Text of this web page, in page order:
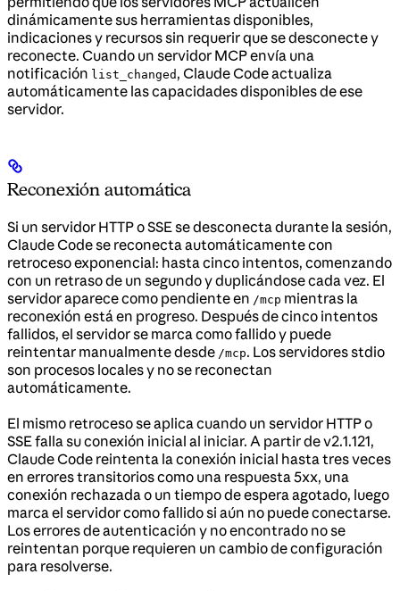
dinámicamente sus herramientas disponibles,
indicaciones y recursos sin requerir que se desconecte y
reconecte. Cuando un servidor MCP envía una
notificación list_changed , Claude Code actualiza
automáticamente las capacidades disponibles de ese
servidor.
Reconexión automática
Si un servidor HTTP o SSE se desconecta durante la sesión,
Claude Code se reconecta automáticamente con
retroceso exponencial: hasta cinco intentos, comenzando
con un retraso de un segundo y duplicándose cada vez. El
servidor aparece como pendiente en /mcp mientras la
reconexión está en progreso. Después de cinco intentos
fallidos, el servidor se marca como fallido y puede
reintentar manualmente desde /mcp. Los servidores stdio
son procesos locales y no se reconectan
automáticamente.
El mismo retroceso se aplica cuando un servidor HTTP o
SSE falla su conexión inicial al iniciar. A partir de v2.1.121,
Claude Code reintenta la conexión inicial hasta tres veces
en errores transitorios como una respuesta 5xx, una
conexión rechazada o un tiempo de espera agotado, luego
marca el servidor como fallido si aún no puede conectarse.
Los errores de autenticación y no encontrado no se
reintentan porque requieren un cambio de configuración
para resolverse.